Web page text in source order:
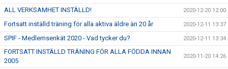
ALL VERKSAMHET INSTÄLLD! 2020-12-20 12:00
Fortsatt inställd träning för alla aktiva äldre än 20 år 2020-12-11 13:37
SPIF - Medlemsenkät 2020 - Vad tycker du? 2020-12-11 13:34
FORTSATT INSTÄLLD TRÄNING FÖR ALLA FÖDDA INNAN
2005
2020-11-20 14:26